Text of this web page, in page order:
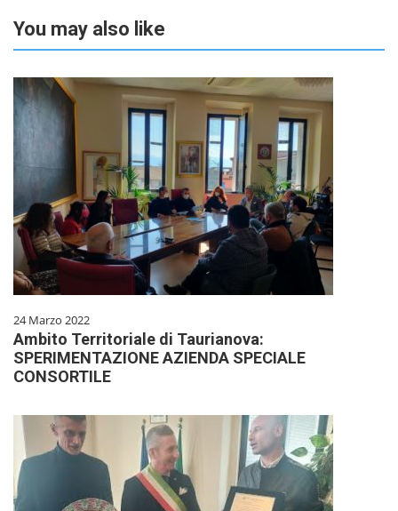
You may also like
24 Marzo 2022
Ambito Territoriale di Taurianova:
SPERIMENTAZIONE AZIENDA SPECIALE
CONSORTILE